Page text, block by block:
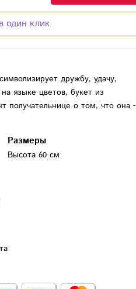
один клик
дружбу, удачу,
языке цветов, букет из
получательнице о том, что она -
Размеры
Высота 60 см